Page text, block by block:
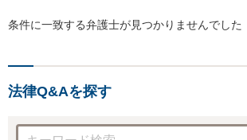
条件に一致する弁護士が見つかりませんでした
法律Q&Aを探す